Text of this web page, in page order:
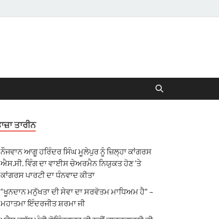
ਤਾਰੀਨ
ਨੌਜਵਾਨ ਆਗੂ ਹਰਿੰਦਰ ਸਿੰਘ ਮੂਲੇਪੁਰ ਨੂੰ ਜ਼ਿਲ੍ਹਾ ਕਾਂਗਰਸ
ਐਸ.ਸੀ. ਵਿੰਗ ਦਾ ਵਾਈਸ ਚੇਅਰਮੈਨ ਨਿਯੁਕਤ ਹੋਣ ‘ਤੇ
ਕਾਂਗਰਸ ਪਾਰਟੀ ਦਾ ਧੰਨਵਾਦ ਕੀਤਾ
“ਖੂਨਦਾਨ ਮਨੁੱਖਤਾ ਦੀ ਸੇਵਾ ਦਾ ਸਰਵੋਤਮ ਮਾਧਿਅਮ ਹੈ” –
ਮਹਾਤਮਾ ਇੰਦਰਜੀਤ ਸ਼ਰਮਾ ਜੀ